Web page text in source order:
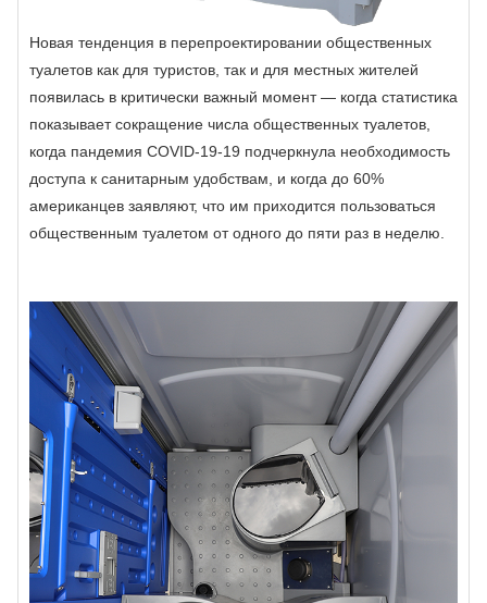
Новая тенденция в перепроектировании общественных
туалетов как для туристов, так и для местных жителей
появилась в критически важный момент — когда статистика
показывает сокращение числа общественных туалетов,
когда пандемия COVID-19-19 подчеркнула необходимость
доступа к санитарным удобствам, и когда до 60%
американцев заявляют, что им приходится пользоваться
общественным туалетом от одного до пяти раз в неделю.